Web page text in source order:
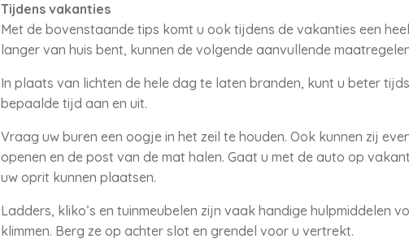
Tijdens vakanties
Met de bovenstaande tips komt u ook tijdens de vakanties een
langer van huis bent, kunnen de volgende aanvullende
In plaats van lichten de hele dag te laten branden, kunt u beter
bepaalde tijd aan en uit.
Vraag uw buren een oogje in het zeil te houden. Ook kunnen zij
openen en de post van de mat halen. Gaat u met de auto op
uw oprit kunnen plaatsen.
Ladders, kliko’s en tuinmeubelen zijn vaak handige hulpmiddelen
klimmen. Berg ze op achter slot en grendel voor u vertrekt.